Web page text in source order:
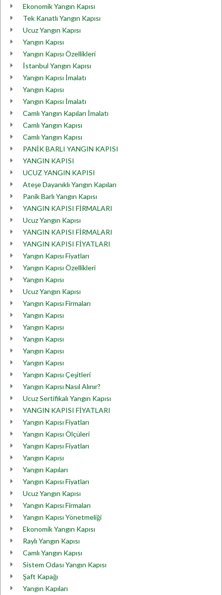
Ekonomik Yangın Kapısı
Tek Kanatlı Yangın Kapısı
Ucuz Yangın Kapısı
Yangın Kapısı
Yangın Kapısı Özellikleri
İstanbul Yangın Kapısı
Yangın Kapısı İmalatı
Yangın Kapısı
Yangın Kapısı İmalatı
Camlı Yangın Kapıları İmalatı
Camlı Yangın Kapısı
Camlı Yangın Kapısı
PANİK BARLI YANGIN KAPISI
YANGIN KAPISI
UCUZ YANGIN KAPISI
Ateşe Dayanıklı Yangın Kapıları
Panik Barlı Yangın Kapısı
YANGIN KAPISI FİRMALARI
Ucuz Yangın Kapısı
YANGIN KAPISI FİRMALARI
YANGIN KAPISI FİYATLARI
Yangın Kapısı Fiyatları
Yangın Kapısı Özellikleri
Yangın Kapısı
Ucuz Yangın Kapısı
Yangın Kapısı Firmaları
Yangın Kapısı
Yangın Kapısı
Yangın Kapısı
Yangın Kapısı
Yangın Kapısı
Yangın Kapısı Çeşitleri
Yangın Kapısı Nasıl Alınır?
Ucuz Sertifikalı Yangın Kapısı
YANGIN KAPISI FİYATLARI
Yangın Kapısı Fiyatları
Yangın Kapısı Ölçüleri
Yangın Kapısı Fiyatları
Yangın Kapısı
Yangın Kapıları
Yangın Kapısı Fiyatları
Ucuz Yangın Kapısı
Yangın Kapısı Firmaları
Yangın Kapısı Yönetmeliği
Ekonomik Yangın Kapısı
Raylı Yangın Kapısı
Camlı Yangın Kapısı
Sistem Odası Yangın Kapısı
Şaft Kapağı
Yangın Kapıları